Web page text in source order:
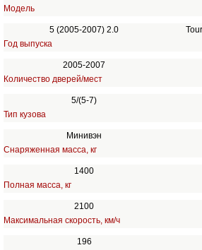
Модель
5 (2005-2007) 2.0
Год выпуска
2005-2007
Количество дверей/мест
5/(5-7)
Тип кузова
Минивэн
Снаряженная масса, кг
1400
Полная масса, кг
2100
Максимальная скорость, км/ч
196